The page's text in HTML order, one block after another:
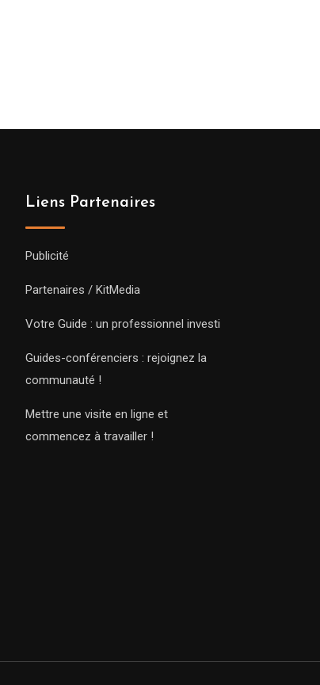
Liens Partenaires
Publicité
Partenaires / KitMedia
Votre Guide : un professionnel investi
Guides-conférenciers : rejoignez la
communauté !
Mettre une visite en ligne et
commencez à travailler !